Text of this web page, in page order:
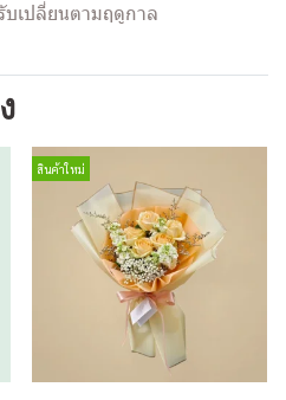
เปลี่ยนตามฤดูกาล
สินค้าใหม่